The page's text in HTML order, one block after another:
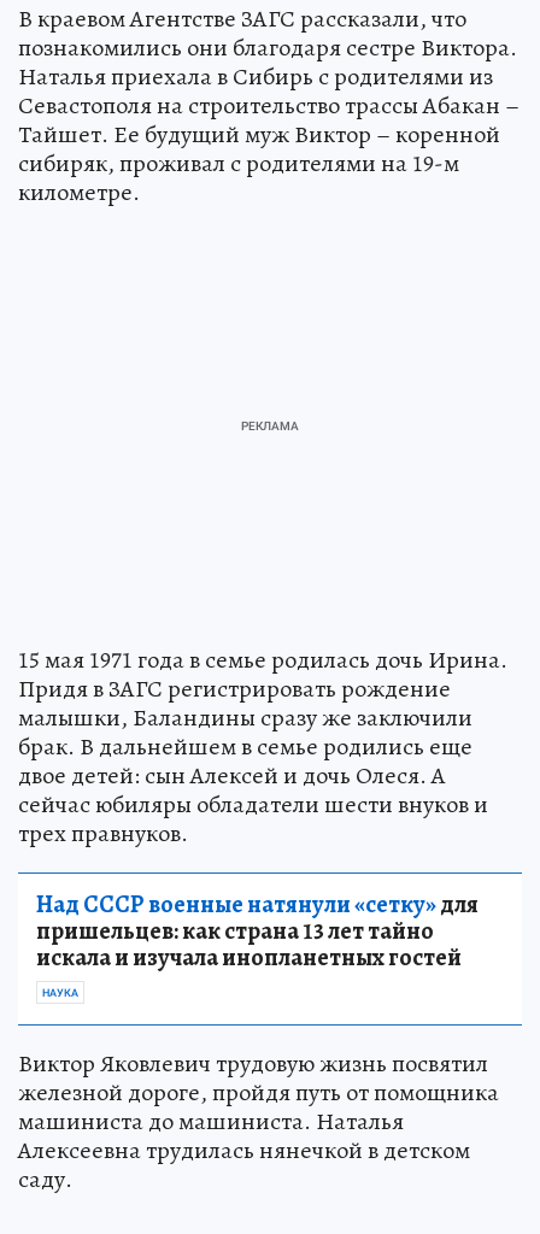
В краевом Агентстве ЗАГС рассказали, что
познакомились они благодаря сестре Виктора.
Наталья приехала в Сибирь с родителями из
Севастополя на строительство трассы Абакан –
Тайшет. Ее будущий муж Виктор – коренной
сибиряк, проживал с родителями на 19-м
километре.
15 мая 1971 года в семье родилась дочь Ирина.
Придя в ЗАГС регистрировать рождение
малышки, Баландины сразу же заключили
брак. В дальнейшем в семье родились еще
двое детей: сын Алексей и дочь Олеся. А
сейчас юбиляры обладатели шести внуков и
трех правнуков.
Над СССР военные натянули «сетку»для
пришельцев: как страна 13 лет тайно
искала и изучала инопланетных гостей
НАУКА
Виктор Яковлевич трудовую жизнь посвятил
железной дороге, пройдя путь от помощника
машиниста до машиниста. Наталья
Алексеевна трудилась нянечкой в детском
саду.